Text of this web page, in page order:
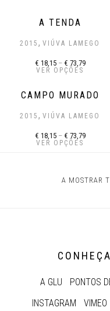
A TENDA
2015,VIÚVA LAMEGO
€ 18,15– € 73,79
VER OPÇÕES
CAMPO MURADO
2015,VIÚVA LAMEGO
€ 18,15– € 73,79
VER OPÇÕES
A MOSTRAR
A GLU PONTOS
INSTAGRAM
VIMEO